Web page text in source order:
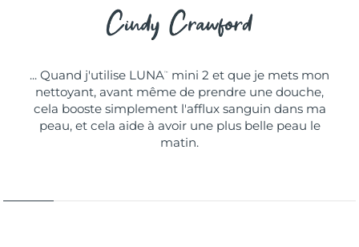
... Quand j'utilise LUNA ™
mini 2 et que je mets mon
nettoyant, avant même de prendre une douche,
cela booste simplement l'afflux sanguin dans ma
peau, et cela aide à avoir une plus belle peau le
matin.